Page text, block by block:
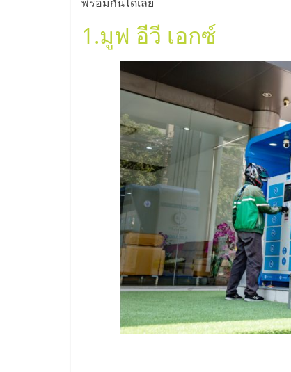
รน
ไชส์,
ปรึกษา
ไชส์,
รวม
1.มูฟ อีวี เอกซ์